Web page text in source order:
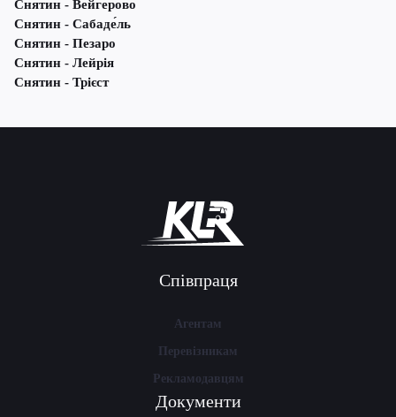
Снятин - Вейгерово
Снятин - Сабаде́ль
Снятин - Пезаро
Снятин - Лейрія
Снятин - Трієст
Співпраця
Агентам
Перевізникам
Рекламодавцям
Документи